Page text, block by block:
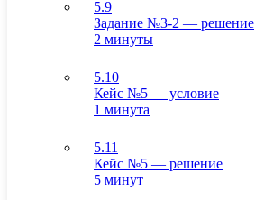
5.9
Задание №3-2 — решение
2 минуты
5.10
Кейс №5 — условие
1 минута
5.11
Кейс №5 — решение
5 минут